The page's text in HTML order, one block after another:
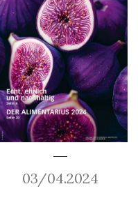
03/04.2024